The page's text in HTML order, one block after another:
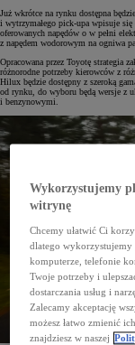
Już wkrótce na rynku dostępna
i wytrzymałego pick-upa wpisuje
oferowanych napędów o w pełni
z napędem wodorowym na ogniwa
Opracowana przez Toyotę strategia
różnorodne potrzeby kierowców z
Hilux będzie dostępny z szeroką
od rynku, do wyboru będą wersje z
i benzynowymi.
Wykorzystujemy
witrynę
Chcemy ułatwić Ci
dlatego wykorzystujemy
komputerze, telefonie
Twoje potrzeby i
dostarczania usług i
Zalecamy akceptację
możesz łatwo zmienić
znajdziesz w naszej